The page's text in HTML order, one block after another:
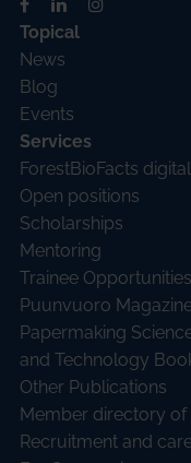
Topical
News
Blog
Events
Services
ForestBioFacts
Open positions
Scholarships
Mentoring
Trainee Opportunities
Puunvuoro
Papermaking
and Technology
Other Publications
Member directory of
Recruitment and